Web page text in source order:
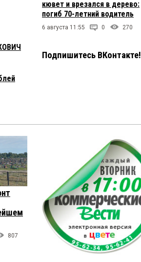
кювет и врезался в дерево:
погиб 70-летний водитель
6 августа 11:55 0 270
Подпишитесь ВКонтакте!
807